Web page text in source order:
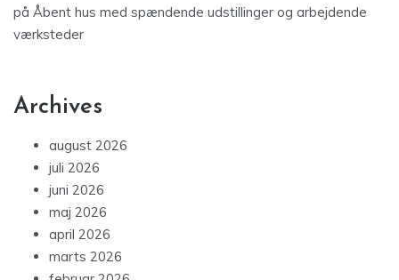
på Åbent hus med spændende udstillinger og arbejdende
værksteder
Archives
august 2026
juli 2026
juni 2026
maj 2026
april 2026
marts 2026